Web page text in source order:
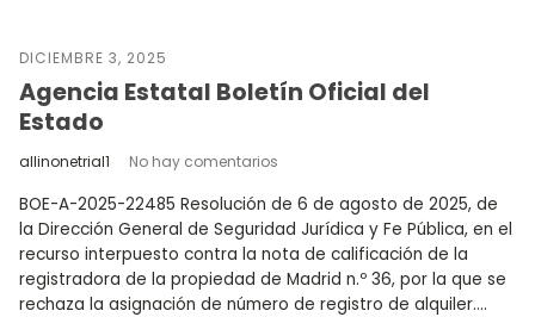
DICIEMBRE 3, 2025
Agencia Estatal Boletín Oficial del
Estado
allinonetrial1 No hay comentarios
BOE-A-2025-22485 Resolución de 6 de agosto de 2025, de
la Dirección General de Seguridad Jurídica y Fe Pública, en el
recurso interpuesto contra la nota de calificación de la
registradora de la propiedad de Madrid n.º 36, por la que se
rechaza la asignación de número de registro de alquiler....